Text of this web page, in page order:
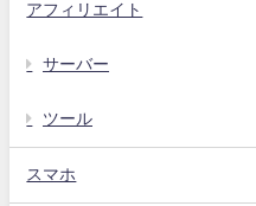
アフィリエイト
サーバー
ツール
スマホ